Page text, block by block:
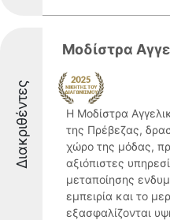
Διακριθέντες
Μοδίστρα
Η Μοδίστρα
της Πρέβεζας,
χώρο της μόδας,
αξιόπιστες
μεταποίησης
εμπειρία και το
εξασφαλίζονται